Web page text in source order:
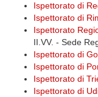
Ispettorato di
Ispettorato di
Ispettorato
II.VV. - Sede
Ispettorato di
Ispettorato di
Ispettorato di
Ispettorato di